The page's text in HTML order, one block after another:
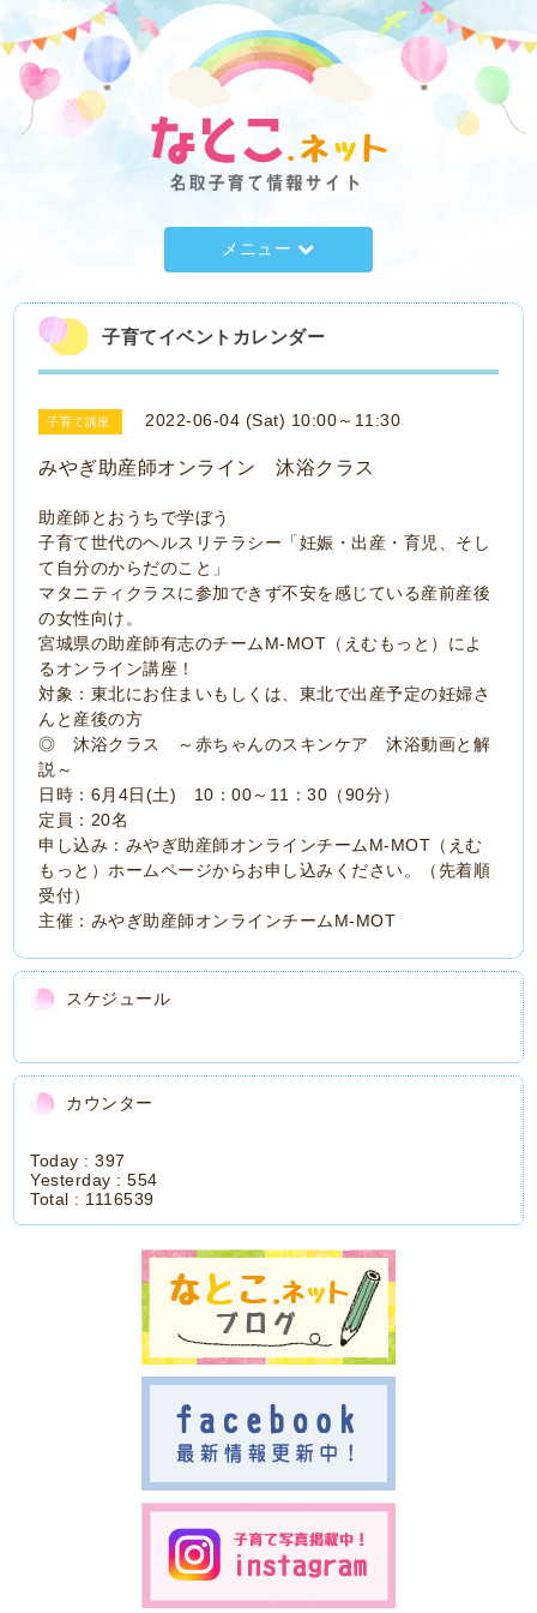
メニュー
子育てイベントカレンダー
子育て講座 2022-06-04 (Sat) 10:00～11:30
みやぎ助産師オンライン 沐浴クラス
助産師とおうちで学ぼう
子育て世代のヘルスリテラシー「妊娠・出産・育児、そし
て自分のからだのこと」
マタニティクラスに参加できず不安を感じている産前産後
の女性向け。
宮城県の助産師有志のチームM-MOT（えむもっと）によ
るオンライン講座！
対象：東北にお住まいもしくは、東北で出産予定の妊婦さ
んと産後の方
◎ 沐浴クラス ～赤ちゃんのスキンケア 沐浴動画と解
説～
日時：6月4日(土) 10：00～11：30（90分）
定員：20名
申し込み：みやぎ助産師オンラインチームM-MOT（えむ
もっと）ホームページからお申し込みください。（先着順
受付）
主催：みやぎ助産師オンラインチームM-MOT
スケジュール
カウンター
Today :397
Yesterday :554
Total : 1116539